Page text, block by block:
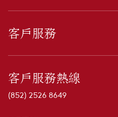
客戶服務
客戶服務熱線
(852) 2526 8649